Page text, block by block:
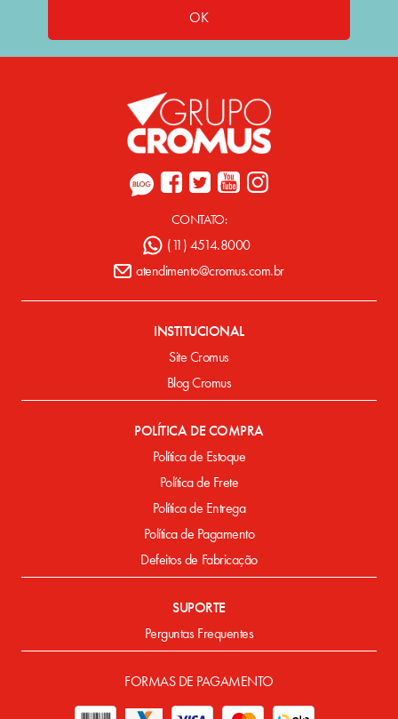
OK
CONTATO:
(11) 4514.8000
atendimento@cromus.com.br
INSTITUCIONAL
Site Cromus
Blog Cromus
POLÍTICA DE COMPRA
Política de Estoque
Política de Frete
Política de Entrega
Política de Pagamento
Defeitos de Fabricação
SUPORTE
Perguntas Frequentes
FORMAS DE PAGAMENTO